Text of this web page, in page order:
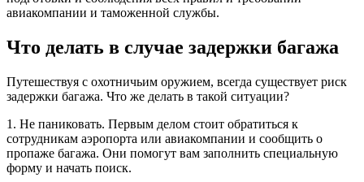
авиакомпании и таможенной службы.
Что делать в случае задержки багажа
Путешествуя с охотничьим оружием, всегда существует риск
задержки багажа. Что же делать в такой ситуации?
1. Не паниковать. Первым делом стоит обратиться к
сотрудникам аэропорта или авиакомпании и сообщить о
пропаже багажа. Они помогут вам заполнить специальную
форму и начать поиск.